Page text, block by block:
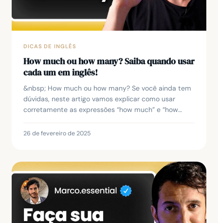
DICAS DE INGLÊS
How much ou how many? Saiba quando usar
cada um em inglês!
&nbsp; How much ou how many? Se você ainda tem
dúvidas, neste artigo vamos explicar como usar
corretamente as expressões “how much” e “how
quantidades. Ao...
26 de fevereiro de 2025